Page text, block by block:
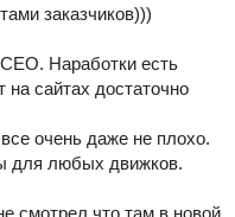
заказчиков)))
Наработки есть
на сайтах достаточно
очень даже не плохо.
для любых движков.
смотрел что там в новой